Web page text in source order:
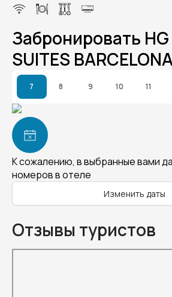
Забронировать HG
SUITES
7 8 9 10 11
К сожалению, в выбранные вами
номеров в отеле
Изменить даты
Отзывы туристов